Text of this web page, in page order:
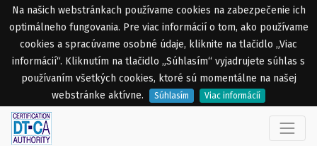
Na našich webstránkach používame cookies na zabezpečenie ich
optimálneho fungovania. Pre viac informácií o tom, ako používame
cookies a spracúvame osobné údaje, kliknite na tlačidlo „Viac
informácií“. Kliknutím na tlačidlo „Súhlasím“ vyjadrujete súhlas s
používaním všetkých cookies, ktoré sú momentálne na našej
webstránke aktívne.
Súhlasím Viac informácií